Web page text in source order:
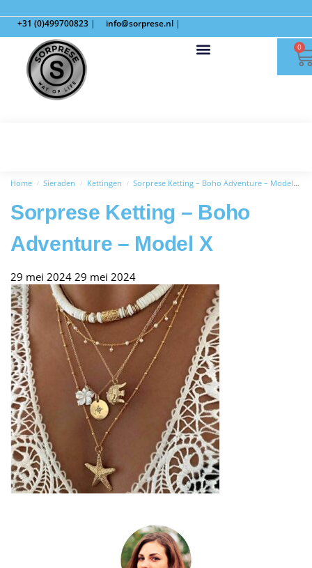
+31 (0)499700823 | info@sorprese.nl |
0
Home / Sieraden / Kettingen / Sorprese Ketting – Boho Adventure – Model X
Sorprese Ketting – Boho
Adventure – Model X
29 mei 2024 29 mei 2024